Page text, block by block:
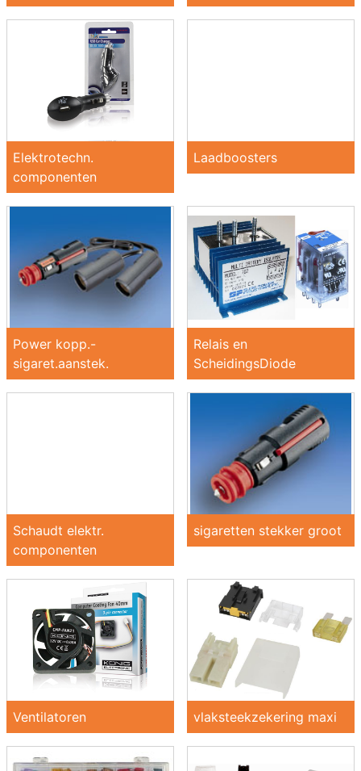
Elektrotechn.
componenten
Laadboosters
Power kopp.-
sigaret.aanstek.
Relais en
ScheidingsDiode
Schaudt elektr.
componenten
sigaretten stekker groot
Ventilatoren vlaksteekzekering maxi